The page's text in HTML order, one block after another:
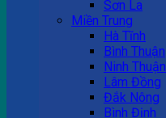
Sơn La
Miền Trung
Hà Tĩnh
Bình Thuận
Ninh Thuận
Lâm Đồng
Đắk Nông
Bình Định